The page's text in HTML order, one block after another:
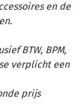
en de
BTW, BPM,
verplicht een
prijs